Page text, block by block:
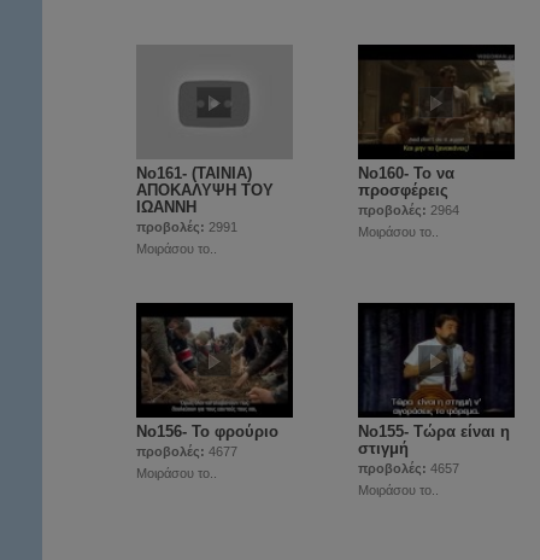
No161- (TAINIA)
ΑΠΟΚΑΛΥΨΗ ΤΟΥ
ΙΩΑΝΝΗ
προβολές: 2991
Μοιράσου το..
No160- Το να
προσφέρεις
προβολές: 2964
Μοιράσου το..
No156- Το φρούριο
προβολές: 4677
Μοιράσου το..
Νο155- Τώρα είναι η
στιγμή
προβολές: 4657
Μοιράσου το..